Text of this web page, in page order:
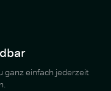
ganz einfach jederzeit